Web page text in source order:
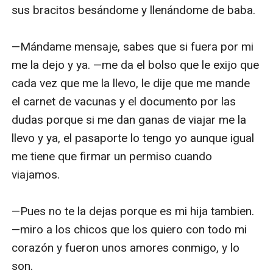
sus bracitos besándome y llenándome de baba.
—Mándame mensaje, sabes que si fuera por mi
me la dejo y ya. —me da el bolso que le exijo que
cada vez que me la llevo, le dije que me mande
el carnet de vacunas y el documento por las
dudas porque si me dan ganas de viajar me la
llevo y ya, el pasaporte lo tengo yo aunque igual
me tiene que firmar un permiso cuando
viajamos.
—Pues no te la dejas porque es mi hija tambien.
—miro a los chicos que los quiero con todo mi
corazón y fueron unos amores conmigo, y lo
son.